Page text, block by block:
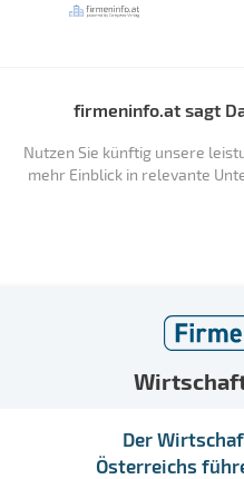
firmeninfo.at sagt
Nutzen Sie künftig unsere
mehr Einblick in relevante
Der
Österreichs